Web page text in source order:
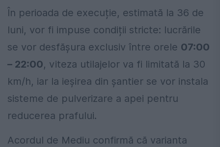
În perioada de execuție, estimată la 36 de
luni, vor fi impuse condiții stricte: lucrările
se vor desfășura exclusiv între orele 07:00
– 22:00, viteza utilajelor va fi limitată la 30
km/h, iar la ieșirea din șantier se vor instala
sisteme de pulverizare a apei pentru
reducerea prafului.
Acordul de Mediu confirmă că varianta